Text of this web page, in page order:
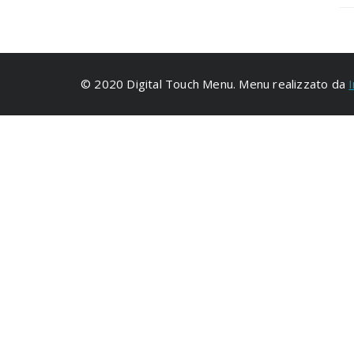
© 2020 Digital Touch Menu. Menu realizzato da